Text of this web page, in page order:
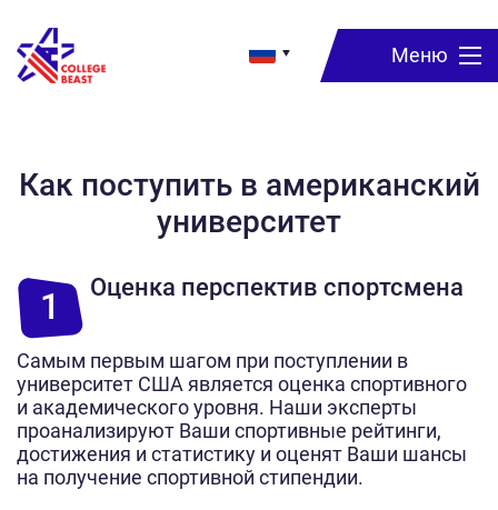
Как поступить в американский
университет
Оценка перспектив спортсмена
1
Самым первым шагом при поступлении в
университет США является оценка спортивного
и академического уровня. Наши эксперты
проанализируют Ваши спортивные рейтинги,
достижения и статистику и оценят Ваши шансы
на получение спортивной стипендии.